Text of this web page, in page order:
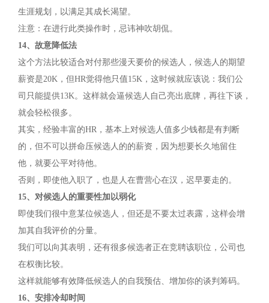
生涯规划，以满足其成长渴望。
注意：在进行此类操作时，忌讳神吹胡侃。
14、故意降低法
这个方法比较适合对付那些漫天要价的候选人，候选人的期望
薪资是20K，但HR觉得他只值15K，这时候就应该说：我们公
司只能提供13K。这样就会逼候选人自己亮出底牌，再往下谈，
就会轻松很多。
其实，经验丰富的HR，基本上对候选人值多少钱都是有判断
的，但不可以拼命压候选人的的薪资，因为想要长久地留住
他，就要公平对待他。
否则，即使他入职了，也是人在曹营心在汉，迟早要走的。
15、对候选人的重要性加以弱化
即使我们很中意某位候选人，但还是不要太过表露，这样会增
加其自我评价的分量。
我们可以向其表明，还有很多候选者正在竞聘该职位，公司也
在权衡比较。
这样就能够有效降低候选人的自我预估、增加你的谈判筹码。
16、安排冷却时间